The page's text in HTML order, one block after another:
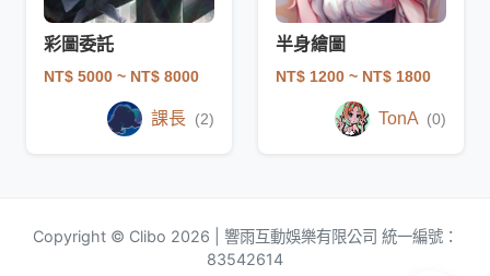
彩圖委託
NT$ 5000 ~ NT$ 8000
課長 (2)
半身繪圖
NT$ 1200 ~ NT$ 1800
TonA (0)
Copyright © Clibo 2026 | 響雨互動娛樂有限公司 統一編號：
83542614